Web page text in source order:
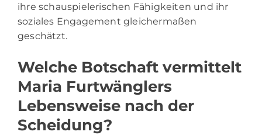
ihre schauspielerischen Fähigkeiten und ihr
soziales Engagement gleichermaßen
geschätzt.
Welche Botschaft vermittelt
Maria Furtwänglers
Lebensweise nach der
Scheidung?